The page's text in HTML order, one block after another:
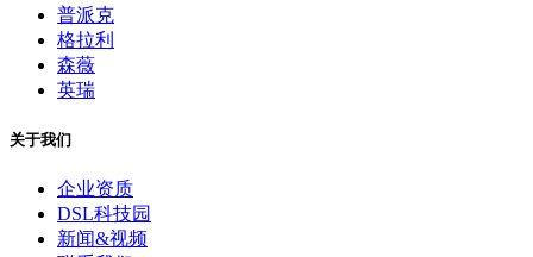
普派克
格拉利
森薇
英瑞
关于我们
企业资质
DSL科技园
新闻&视频